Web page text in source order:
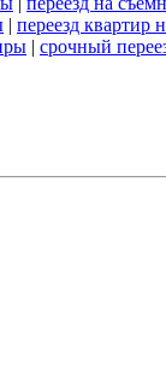
| переезд квартир
| срочный